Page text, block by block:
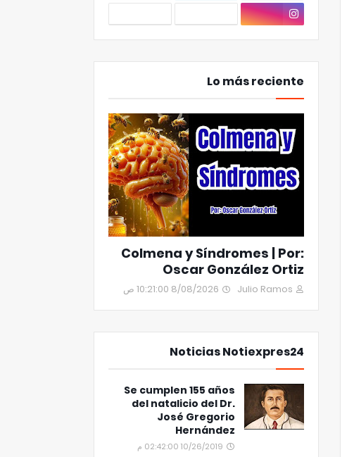
Lo más reciente
Colmena y Síndromes | Por:
Oscar González Ortiz
Julio Ramos 8/08/2026 10:21:00 ص
Noticias Notiexpres24
Se cumplen 155 años
del natalicio del Dr.
José Gregorio
Hernández
10/26/2019 02:42:00 م